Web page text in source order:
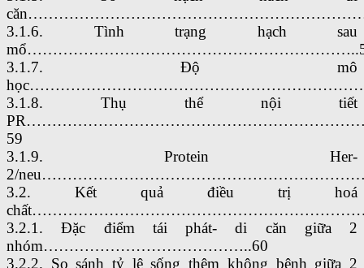
3.1.6. Tình trạng hạch sau
3.1.7. Độ mô
3.1.8. Thụ thể nội tiết
59
3.1.9. Protein Her-
2/
3.2. Kết quả điều trị hoá
3.2.1. Đặc điểm tái phát- di căn giữa 2
nhóm…………………………………..60
3.2.2. So sánh tỷ lệ sống thêm không bệnh giữa 2